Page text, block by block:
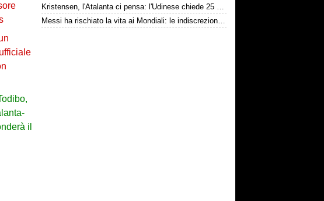
il
Kristensen, l'Atalanta ci pensa: l'Udinese chiede 25 milioni
Messi ha rischiato la vita ai Mondiali: le indiscrezioni dalla Spagna